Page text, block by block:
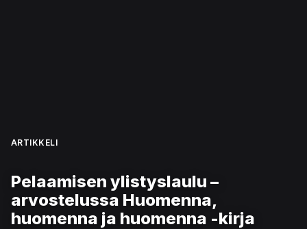
ARTIKKELI
Pelaamisen ylistyslaulu –
arvostelussa Huomenna,
huomenna ja huomenna -kirja